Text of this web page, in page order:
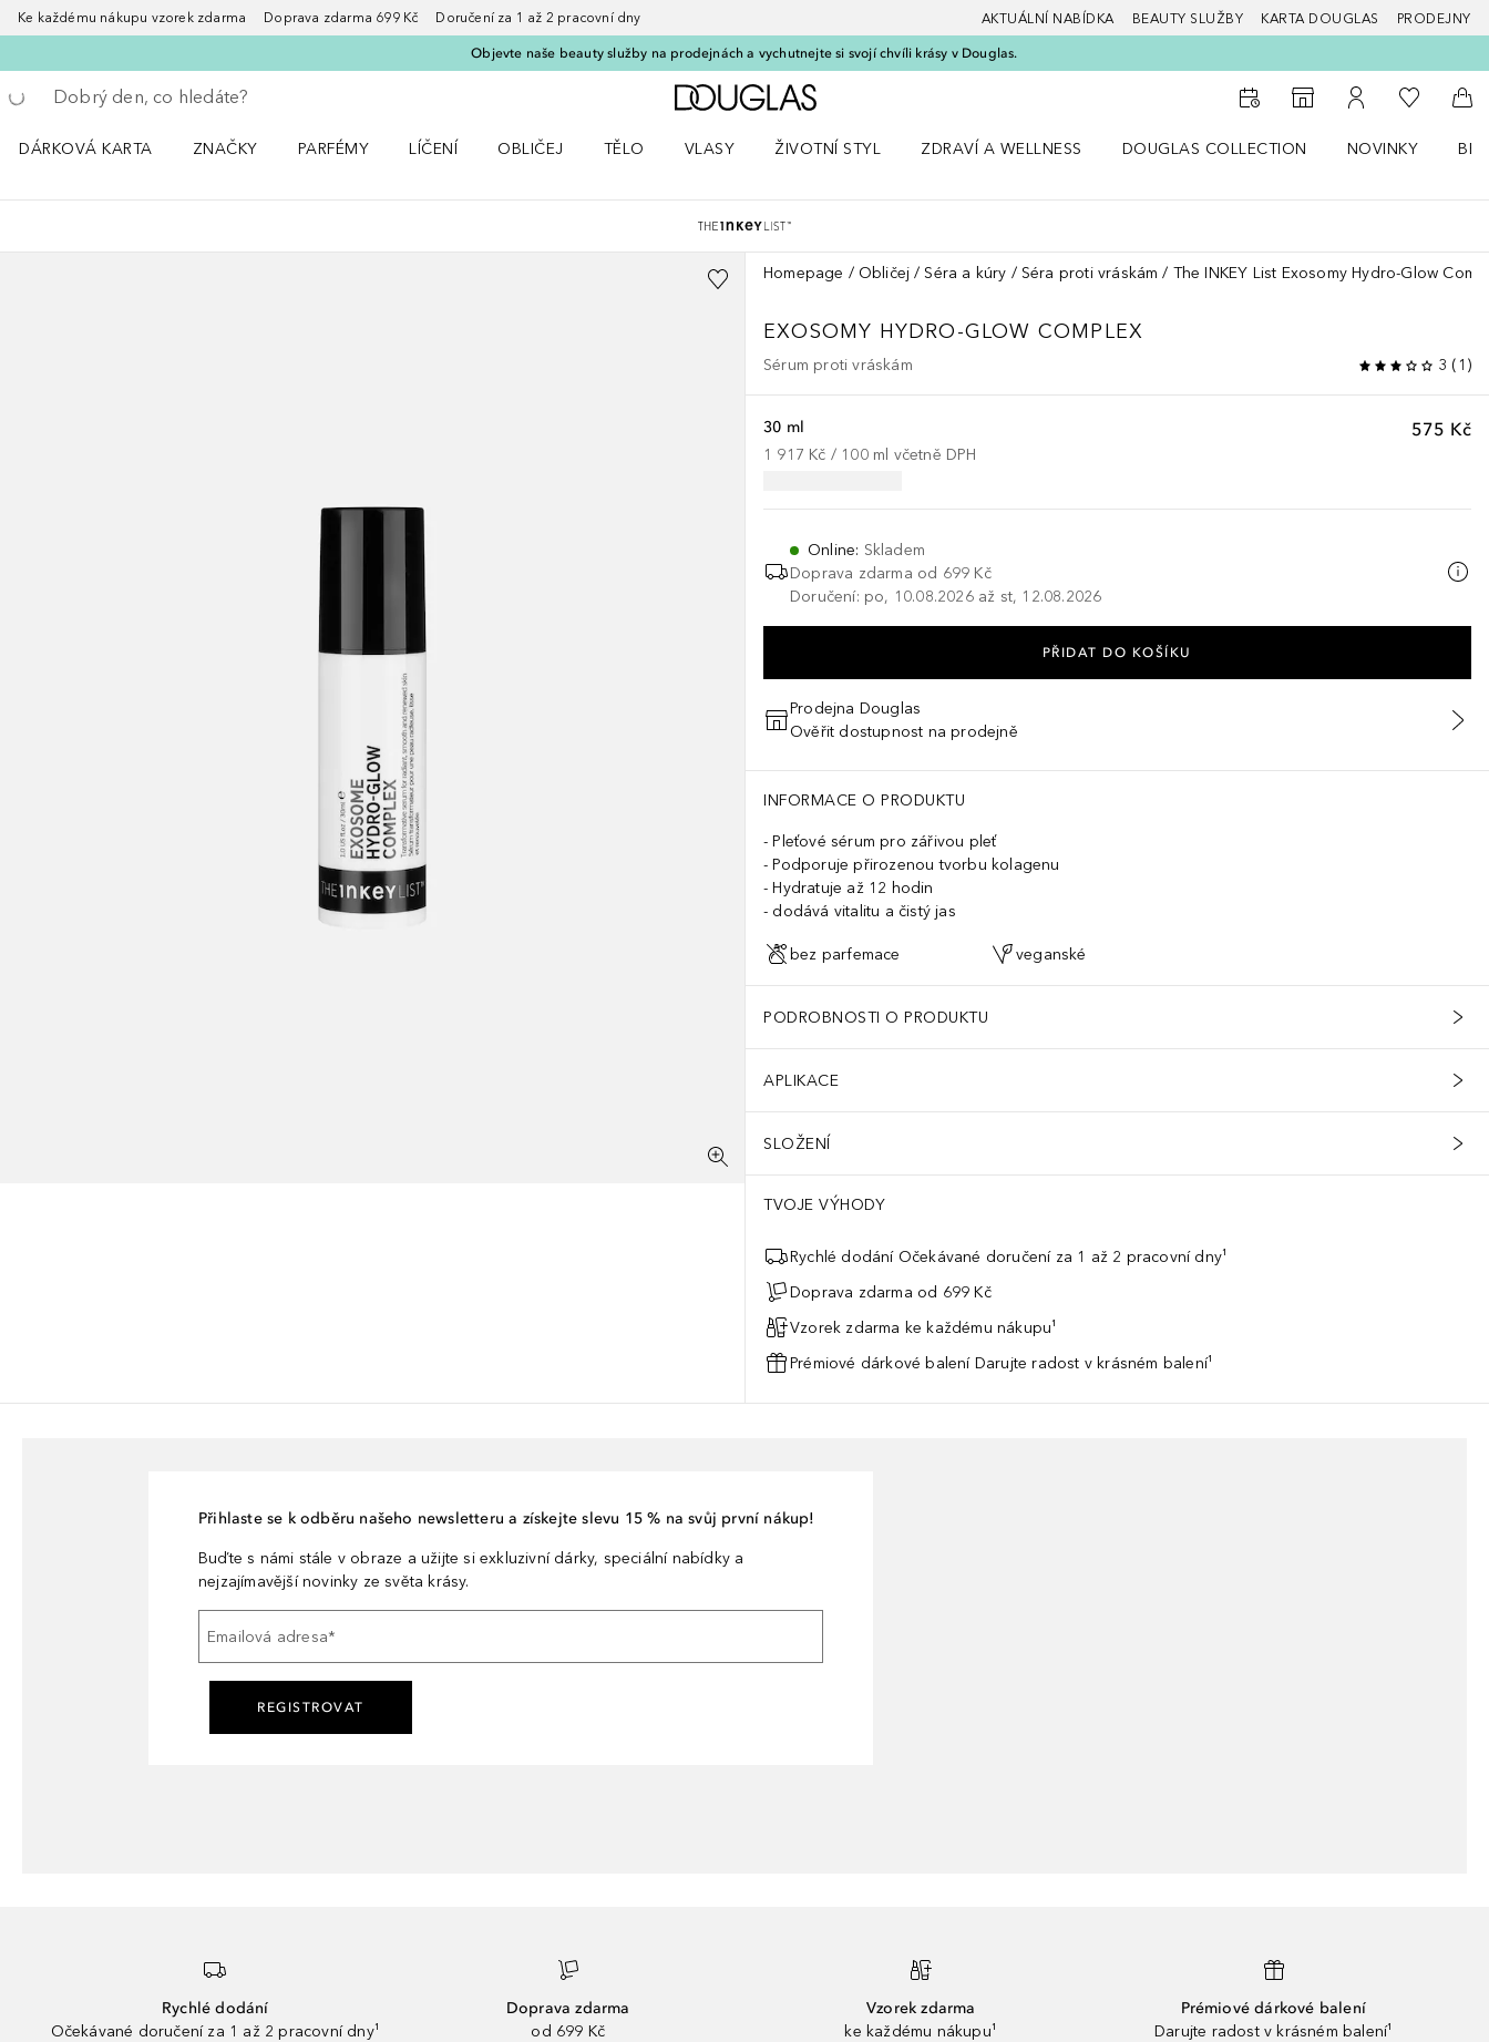
Ke každému nákupu vzorek zdarma Doprava zdarma 699 Kč Doručení za 1 až 2 pracovní dny AKTUÁLNÍ NABÍDKA BEAUTY SLUŽBY KARTA DOUGLAS PRODEJNY
Objevte naše beauty služby na prodejnách a vychutnejte si svojí chvíli krásy v Douglas.
Vraťte se
Proveďte vyhledávání
Domů
K vyhledávači prodejen
K mému účtu
K mému
Do
DÁRKOVÁ KARTA
ZNAČKY
PARFÉMY
LÍČENÍ
OBLIČEJ
TĚLO
VLASY
ŽIVOTNÍ STYL
ZDRAVÍ A WELLNESS
DOUGLAS COLLECTION
NOVINKY
Homepage Obličej Séra a kúry Séra proti vráskám The INKEY List Exosomy Hydro-Glow
EXOSOMY HYDRO-GLOW COMPLEX
Sérum proti vráskám 3 ( 1 )
575 Kč
30 ml
1 917 Kč / 100 ml včetně DPH
Online: Skladem
Doprava zdarma od 699 Kč
Doručení: po, 10.08.2026 až st, 12.08.2026
PŘIDAT DO KOŠÍKU
Prodejna Douglas
Ověřit dostupnost na prodejně
INFORMACE O PRODUKTU
Pleťové sérum pro zářivou pleť
Podporuje přirozenou tvorbu kolagenu
Hydratuje až 12 hodin
dodává vitalitu a čistý jas
bez parfemace veganské
PODROBNOSTI O PRODUKTU
APLIKACE
SLOŽENÍ
TVOJE VÝHODY
Rychlé dodání Očekávané doručení za 1 až 2 pracovní dny¹
Doprava zdarma od 699 Kč
Vzorek zdarma ke každému nákupu¹
Prémiové dárkové balení Darujte radost v krásném balení¹
Přihlaste se k odběru našeho newsletteru a získejte slevu 15 % na svůj první nákup!
Buďte s námi stále v obraze a užijte si exkluzivní dárky, speciální nabídky a
nejzajímavější novinky ze světa krásy.
Emailová adresa*
REGISTROVAT
Rychlé dodání
Očekávané doručení za 1 až 2 pracovní dny¹
Doprava zdarma
od 699 Kč
Vzorek zdarma
ke každému nákupu¹
Prémiové dárkové balení
Darujte radost v krásném balení¹